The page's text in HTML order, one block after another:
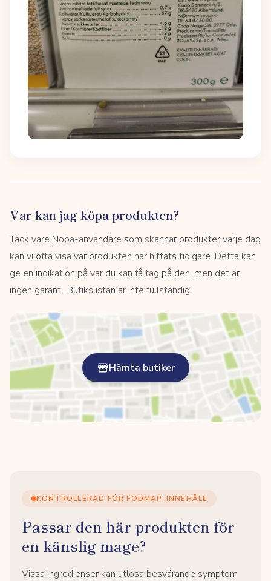
Var kan jag köpa produkten?
Tack vare Noba-användare som skannar produkter varje dag
kan vi ofta visa var produkten har hittats tidigare. Detta kan
ge en indikation på var du kan få tag på den, men det är
ingen garanti. Butikslistan är inte fullständig.
Hämta butiker
KONTROLLERAD FÖR FODMAP-INNEHÅLL
Passar den här produkten för
en känslig mage?
Vissa ingredienser kan utlösa besvärande symptom